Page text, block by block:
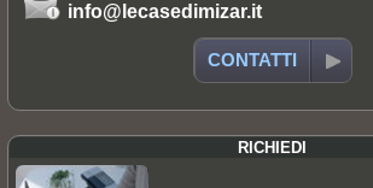
info@lecasedimizar.it
CONTATTI
RICHIEDI